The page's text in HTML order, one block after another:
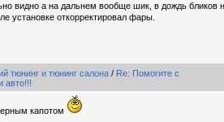
видно а на дальнем вообще шик, в дождь бликов
установке откорректировал фары.
тюнинг и тюнинг салона / Re: Помогите с
авто!!!
капотом